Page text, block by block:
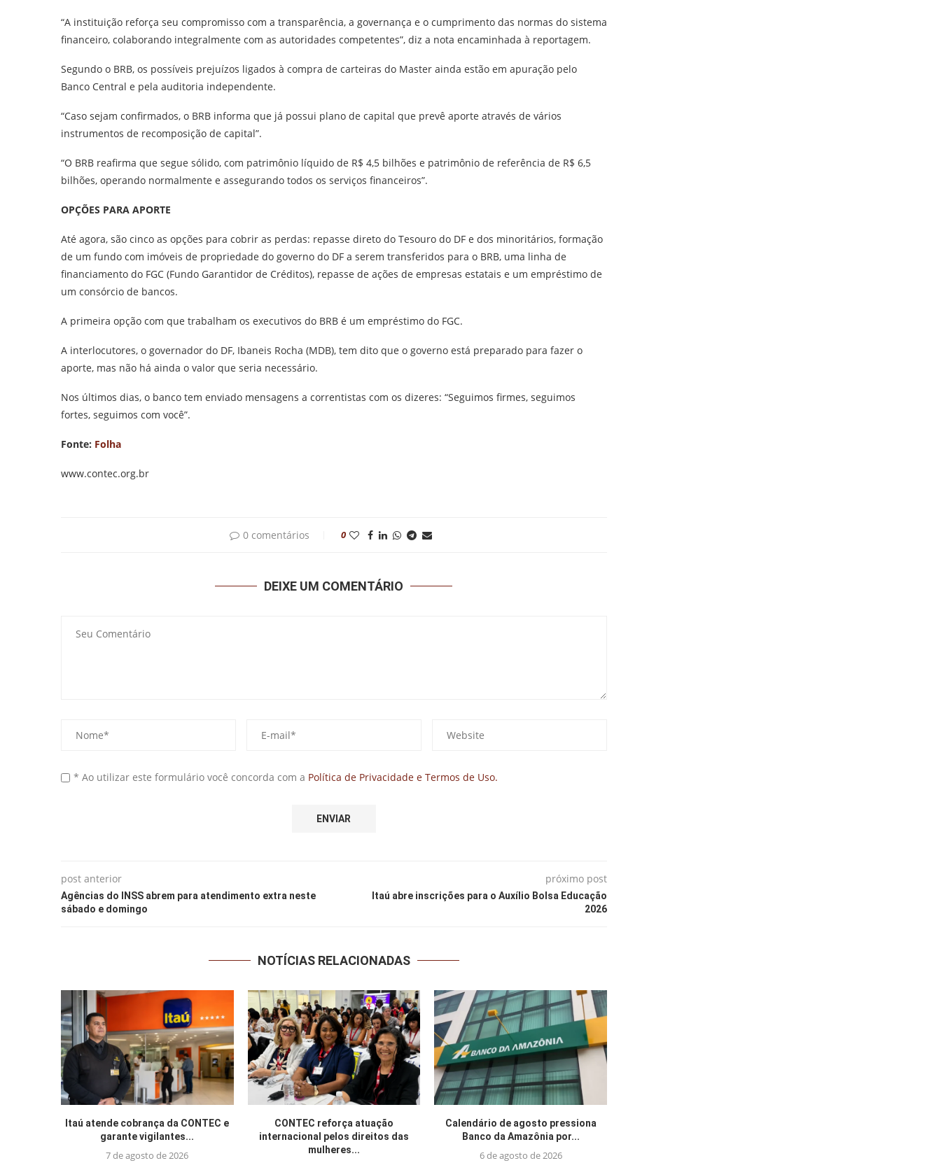
“A instituição reforça seu compromisso com a transparência, a governança e o cumprimento das normas do sistema
financeiro, colaborando integralmente com as autoridades competentes”, diz a nota encaminhada à reportagem.
Segundo o BRB, os possíveis prejuízos ligados à compra de carteiras do Master ainda estão em apuração pelo
Banco Central e pela auditoria independente.
“Caso sejam confirmados, o BRB informa que já possui plano de capital que prevê aporte através de vários
instrumentos de recomposição de capital”.
“O BRB reafirma que segue sólido, com patrimônio líquido de R$ 4,5 bilhões e patrimônio de referência de R$ 6,5
bilhões, operando normalmente e assegurando todos os serviços financeiros”.
OPÇÕES PARA APORTE
Até agora, são cinco as opções para cobrir as perdas: repasse direto do Tesouro do DF e dos minoritários, formação
de um fundo com imóveis de propriedade do governo do DF a serem transferidos para o BRB, uma linha de
financiamento do FGC (Fundo Garantidor de Créditos), repasse de ações de empresas estatais e um empréstimo de
um consórcio de bancos.
A primeira opção com que trabalham os executivos do BRB é um empréstimo do FGC.
A interlocutores, o governador do DF, Ibaneis Rocha (MDB), tem dito que o governo está preparado para fazer o
aporte, mas não há ainda o valor que seria necessário.
Nos últimos dias, o banco tem enviado mensagens a correntistas com os dizeres: “Seguimos firmes, seguimos
fortes, seguimos com você”.
Fonte: Folha
www.contec.org.br
0 comentários 0
DEIXE UM COMENTÁRIO
* Ao utilizar este formulário você concorda com a Política de Privacidade e Termos de Uso.
post anterior
Agências do INSS abrem para atendimento extra neste
sábado e domingo
próximo post
Itaú abre inscrições para o Auxílio Bolsa Educação
2026
NOTÍCIAS RELACIONADAS
Itaú atende cobrança da CONTEC e
garante vigilantes...
7 de agosto de 2026
CONTEC reforça atuação
internacional pelos direitos das
mulheres...
Calendário de agosto pressiona
Banco da Amazônia por...
6 de agosto de 2026